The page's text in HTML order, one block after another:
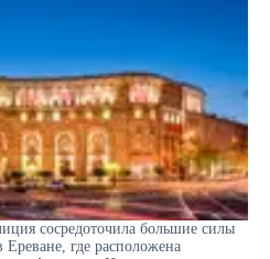
сосредоточила большие силы
где расположена